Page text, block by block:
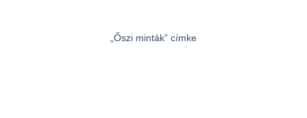
„Őszi minták” címke